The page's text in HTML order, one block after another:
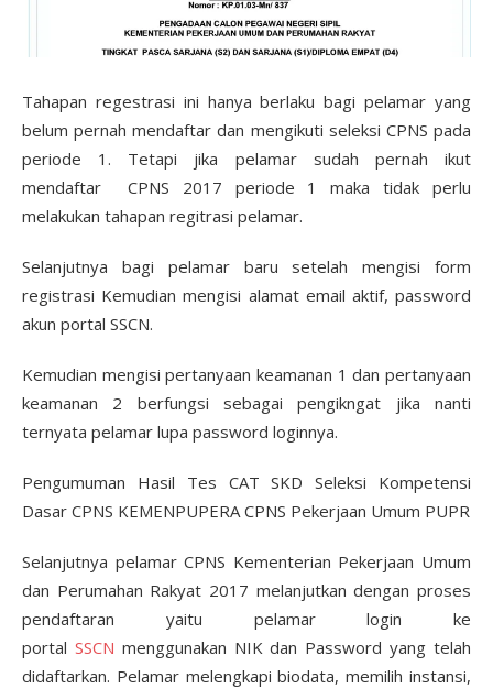
Tahapan regestrasi ini hanya berlaku bagi pelamar yang
belum pernah mendaftar dan mengikuti seleksi CPNS pada
periode 1. Tetapi jika pelamar sudah pernah ikut
mendaftar CPNS 2017 periode 1 maka tidak perlu
melakukan tahapan regitrasi pelamar.
Selanjutnya bagi pelamar baru setelah mengisi form
registrasi Kemudian mengisi alamat email aktif, password
akun portal SSCN.
Kemudian mengisi pertanyaan keamanan 1 dan pertanyaan
keamanan 2 berfungsi sebagai pengikngat jika nanti
ternyata pelamar lupa password loginnya.
Pengumuman Hasil Tes CAT SKD Seleksi Kompetensi
Dasar CPNS KEMENPUPERA CPNS Pekerjaan Umum PUPR
Selanjutnya pelamar CPNS Kementerian Pekerjaan Umum
dan Perumahan Rakyat 2017 melanjutkan dengan proses
pendaftaran yaitu pelamar login ke
portal SSCN menggunakan NIK dan Password yang telah
didaftarkan. Pelamar melengkapi biodata, memilih instansi,